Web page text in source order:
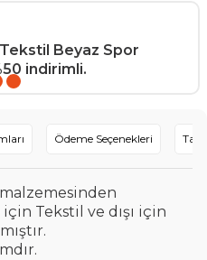
Beyaz Spor
indirimli.
Ödeme Seçenekleri
Tekstil ve dışı için